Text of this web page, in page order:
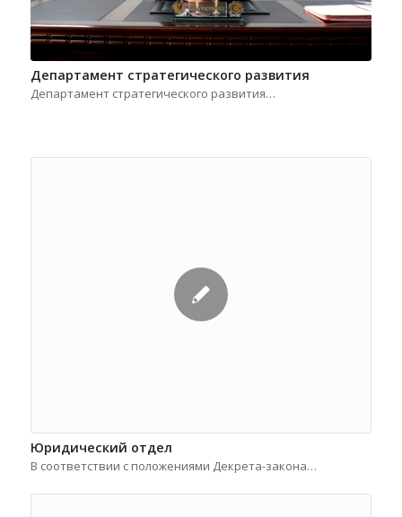
Департамент стратегического развития
Департамент стратегического развития…
Юридический отдел
В соответствии с положениями Декрета-закона…